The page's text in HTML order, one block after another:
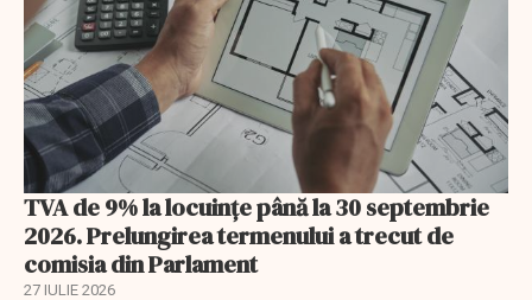
TVA de 9% la locuințe până la 30 septembrie
2026. Prelungirea termenului a trecut de
comisia din Parlament
27 IULIE 2026